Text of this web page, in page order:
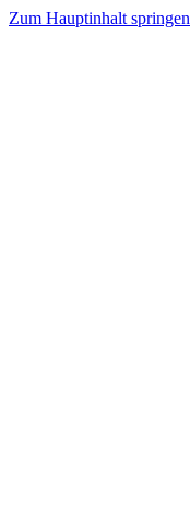
Zum Hauptinhalt springen